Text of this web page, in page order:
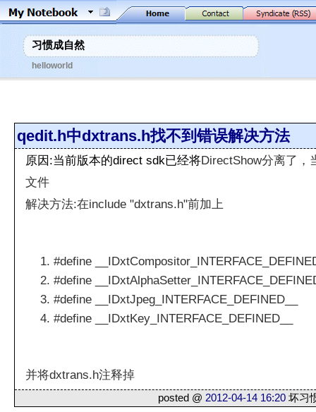
习惯成自然
helloworld
qedit.h中dxtrans.h找不到错误解决方法
原因:当前版本的direct sdk已经将DirectShow分离了，
文件
解决方法:在include "dxtrans.h"前加上
#define
#define
#define __IDxtJpeg_INTERFACE_DEFINED__
#define __IDxtKey_INTERFACE_DEFINED__
并将dxtrans.h注释掉
posted @ 2012-04-14 16:20 坏习